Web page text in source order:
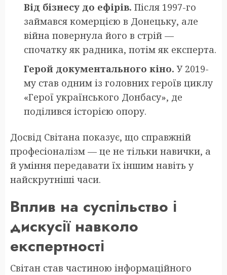
Від бізнесу до ефірів. Після 1997-го
займався комерцією в Донецьку, але
війна повернула його в стрій —
спочатку як радника, потім як експерта.
Герой документального кіно. У 2019-
му став одним із головних героїв циклу
«Герої українського Донбасу», де
поділився історією опору.
Досвід Світана показує, що справжній
професіоналізм — це не тільки навички, а
й уміння передавати їх іншим навіть у
найскрутніші часи.
Вплив на суспільство і
дискусії навколо
експертності
Світан став частиною інформаційного